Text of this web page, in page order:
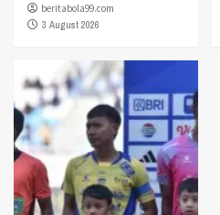
beritabola99.com
3 August 2026